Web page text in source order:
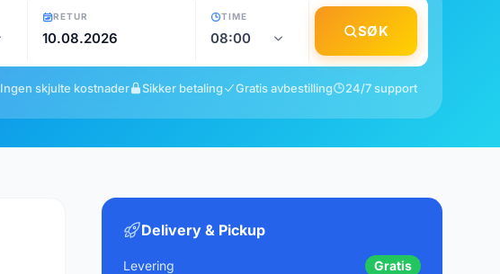
RETUR TIME
SØK
Ingen skjulte kostnader Sikker betaling Gratis avbestilling 24/7 support
Delivery & Pickup
Levering Gratis